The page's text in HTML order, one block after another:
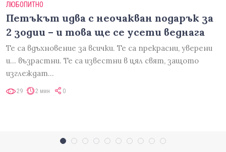
ЛЮБОПИТНО
Петъкът идва с неочакван подарък за
2 зодии – и това ще се усети веднага
Те са вдъхновение за всички. Те са прекрасни, уверени
и... възрастни. Те са известни в цял свят, защото
изглеждат…
29 2 мин 0